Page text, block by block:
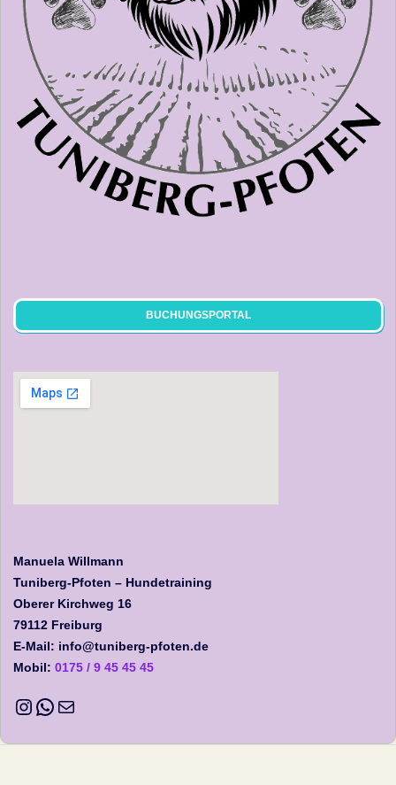
BUCHUNGSPORTAL
Manuela Willmann
Tuniberg-Pfoten – Hundetraining
Oberer Kirchweg 16
79112 Freiburg
E-Mail: info@tuniberg-pfoten.de
Mobil: 0175 / 9 45 45 45
Instagram
WhatsApp
E-Mail